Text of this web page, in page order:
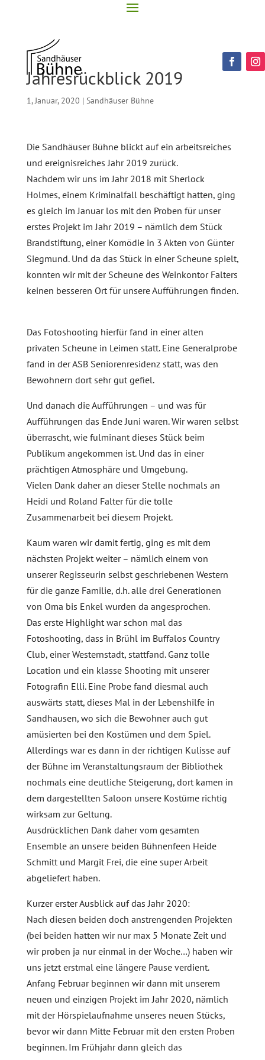
Jahresrückblick 2019
1, Januar, 2020 | Sandhäuser Bühne
Die Sandhäuser Bühne blickt auf ein arbeitsreiches
und ereignisreiches Jahr 2019 zurück.
Nachdem wir uns im Jahr 2018 mit Sherlock
Holmes, einem Kriminalfall beschäftigt hatten, ging
es gleich im Januar los mit den Proben für unser
erstes Projekt im Jahr 2019 – nämlich dem Stück
Brandstiftung, einer Komödie in 3 Akten von Günter
Siegmund. Und da das Stück in einer Scheune spielt,
konnten wir mit der Scheune des Weinkontor Falters
keinen besseren Ort für unsere Aufführungen finden.
Das Fotoshooting hierfür fand in einer alten
privaten Scheune in Leimen statt. Eine Generalprobe
fand in der ASB Seniorenresidenz statt, was den
Bewohnern dort sehr gut gefiel.
Und danach die Aufführungen – und was für
Aufführungen das Ende Juni waren. Wir waren selbst
überrascht, wie fulminant dieses Stück beim
Publikum angekommen ist. Und das in einer
prächtigen Atmosphäre und Umgebung.
Vielen Dank daher an dieser Stelle nochmals an
Heidi und Roland Falter für die tolle
Zusammenarbeit bei diesem Projekt.
Kaum waren wir damit fertig, ging es mit dem
nächsten Projekt weiter – nämlich einem von
unserer Regisseurin selbst geschriebenen Western
für die ganze Familie, d.h. alle drei Generationen
von Oma bis Enkel wurden da angesprochen.
Das erste Highlight war schon mal das
Fotoshooting, dass in Brühl im Buffalos Country
Club, einer Westernstadt, stattfand. Ganz tolle
Location und ein klasse Shooting mit unserer
Fotografin Elli. Eine Probe fand diesmal auch
auswärts statt, dieses Mal in der Lebenshilfe in
Sandhausen, wo sich die Bewohner auch gut
amüsierten bei den Kostümen und dem Spiel.
Allerdings war es dann in der richtigen Kulisse auf
der Bühne im Veranstaltungsraum der Bibliothek
nochmals eine deutliche Steigerung, dort kamen in
dem dargestellten Saloon unsere Kostüme richtig
wirksam zur Geltung.
Ausdrücklichen Dank daher vom gesamten
Ensemble an unsere beiden Bühnenfeen Heide
Schmitt und Margit Frei, die eine super Arbeit
abgeliefert haben.
Kurzer erster Ausblick auf das Jahr 2020:
Nach diesen beiden doch anstrengenden Projekten
(bei beiden hatten wir nur max 5 Monate Zeit und
wir proben ja nur einmal in der Woche…) haben wir
uns jetzt erstmal eine längere Pause verdient.
Anfang Februar beginnen wir dann mit unserem
neuen und einzigen Projekt im Jahr 2020, nämlich
mit der Hörspielaufnahme unseres neuen Stücks,
bevor wir dann Mitte Februar mit den ersten Proben
beginnen. Im Frühjahr dann gleich das